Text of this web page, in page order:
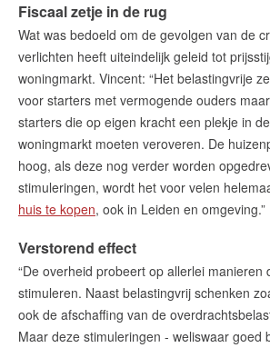
Maak een afspraak
RE/MAX Makelaarsgilde
makelaarsgilde@remax.nl
+31 71 516 23 70
Fiscaal zetje in de rug
Wat was bedoeld om de gevolgen van de
verlichten heeft uiteindelijk geleid tot
woningmarkt. Vincent: “Het belastingvrije
voor starters met vermogende ouders
starters die op eigen kracht een plekje in
woningmarkt moeten veroveren. De
hoog, als deze nog verder worden
stimuleringen, wordt het voor velen
huis te kopen, ook in Leiden en omgeving.”
Verstorend effect
“De overheid probeert op allerlei manieren
stimuleren. Naast belastingvrij schenken
ook de afschaffing van de
Maar deze stimuleringen - weliswaar goed